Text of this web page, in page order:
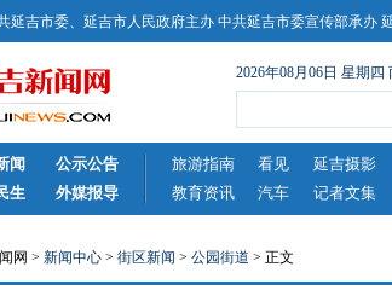
延吉市委、延吉市人民政府主办 中共延吉市委宣传部承办
2026年08月06日 星期
闻 公示公告 旅游指南 看见 延吉摄影
生 外媒报导 教育资讯 汽车 记者文集
网 > 新闻中心 > 街区新闻 > 公园街道 > 正文